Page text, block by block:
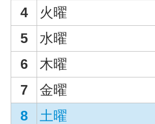
4
火曜
5
水曜
6
木曜
7
金曜
8
土曜